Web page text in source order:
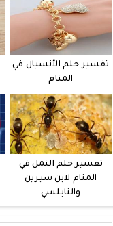
تفسير حلم الأنسيال في
المنام
تفسير حلم النمل في
المنام لابن سيرين
والنابلسي